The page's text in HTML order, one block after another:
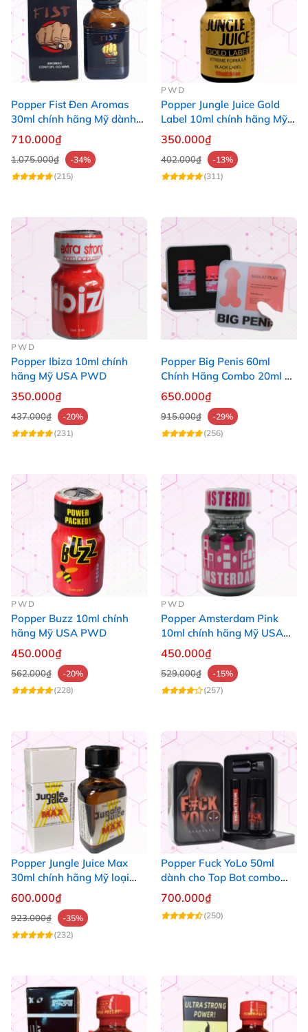
Popper Fist Đen Aromas
30ml chính hãng Mỹ dành
cho Top Bot
710.000₫
1.075.000₫
-34%
(215)
PWD
Popper Jungle Juice Gold
Label 10ml chính hãng Mỹ
USA PWD
350.000₫
402.000₫
-13%
(311)
PWD
Popper Ibiza 10ml chính
hãng Mỹ USA PWD
350.000₫
437.000₫
-20%
(231)
Popper Big Penis 60ml
Chính Hãng Combo 20ml +
40ml Tăng Khoái Cảm Cho
Top & Bot
650.000₫
915.000₫
-29%
(256)
PWD
Popper Buzz 10ml chính
hãng Mỹ USA PWD
450.000₫
562.000₫
-20%
(228)
PWD
Popper Amsterdam Pink
10ml chính hãng Mỹ USA
PWD
450.000₫
529.000₫
-15%
(257)
Popper Jungle Juice Max
30ml chính hãng Mỹ loại
mạnh cho Top Bot
600.000₫
923.000₫
-35%
(232)
Popper Fuck YoLo 50ml
dành cho Top Bot combo
hộp thiếc 40ml + 10ml
700.000₫
(250)